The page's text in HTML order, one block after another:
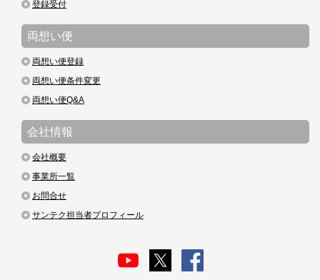
登録受付
両想い便
両想い便登録
両想い便条件変更
両想い便Q&A
会社情報
会社概要
事業所一覧
お問合せ
サンテク担当者プロフィール